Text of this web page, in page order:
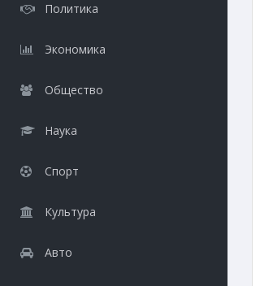
Политика
Экономика
Общество
Наука
Спорт
Культура
Авто